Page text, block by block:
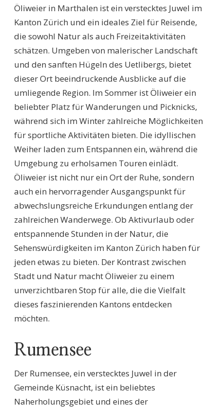
Öliweier in Marthalen ist ein verstecktes Juwel im
Kanton Zürich und ein ideales Ziel für Reisende,
die sowohl Natur als auch Freizeitaktivitäten
schätzen. Umgeben von malerischer Landschaft
und den sanften Hügeln des Uetlibergs, bietet
dieser Ort beeindruckende Ausblicke auf die
umliegende Region. Im Sommer ist Öliweier ein
beliebter Platz für Wanderungen und Picknicks,
während sich im Winter zahlreiche Möglichkeiten
für sportliche Aktivitäten bieten. Die idyllischen
Weiher laden zum Entspannen ein, während die
Umgebung zu erholsamen Touren einlädt.
Öliweier ist nicht nur ein Ort der Ruhe, sondern
auch ein hervorragender Ausgangspunkt für
abwechslungsreiche Erkundungen entlang der
zahlreichen Wanderwege. Ob Aktivurlaub oder
entspannende Stunden in der Natur, die
Sehenswürdigkeiten im Kanton Zürich haben für
jeden etwas zu bieten. Der Kontrast zwischen
Stadt und Natur macht Öliweier zu einem
unverzichtbaren Stop für alle, die die Vielfalt
dieses faszinierenden Kantons entdecken
möchten.
Rumensee
Der Rumensee, ein verstecktes Juwel in der
Gemeinde Küsnacht, ist ein beliebtes
Naherholungsgebiet und eines der